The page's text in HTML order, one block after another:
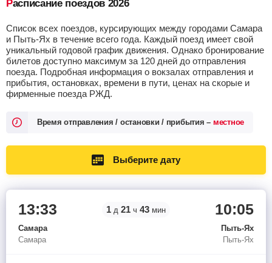
Расписание поездов 2026
Список всех поездов, курсирующих между городами Самара
и Пыть-Ях в течение всего года. Каждый поезд имеет свой
уникальный годовой график движения. Однако бронирование
билетов доступно максимум за 120 дней до отправления
поезда. Подробная информация о вокзалах отправления и
прибытия, остановках, времени в пути, ценах на скорые и
фирменные поезда РЖД.
Время отправления / остановки / прибытия – местное
Выберите дату
13:33
Самара
Самара
1 д 21 ч 43 мин 10:05
Пыть-Ях
Пыть-Ях